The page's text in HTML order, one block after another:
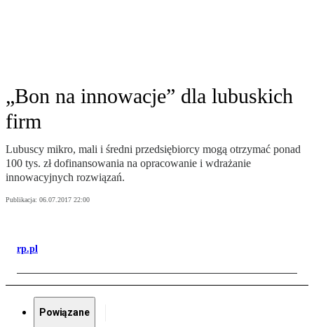
„Bon na innowacje” dla lubuskich
firm
Lubuscy mikro, mali i średni przedsiębiorcy mogą otrzymać ponad
100 tys. zł dofinansowania na opracowanie i wdrażanie
innowacyjnych rozwiązań.
Publikacja: 06.07.2017 22:00
rp.pl
Powiązane